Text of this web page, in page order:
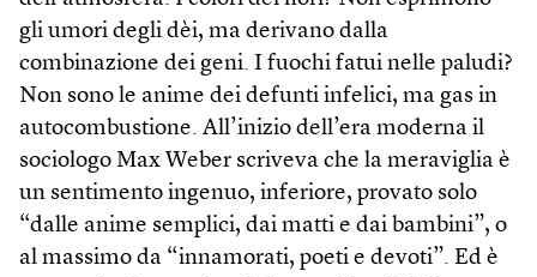
gli umori degli dèi, ma derivano dalla
combinazione dei geni. I fuochi fatui nelle paludi?
Non sono le anime dei defunti infelici, ma gas in
autocombustione. All’inizio dell’era moderna il
sociologo Max Weber scriveva che la meraviglia è
un sentimento ingenuo, inferiore, provato solo
“dalle anime semplici, dai matti e dai bambini”, o
al massimo da “innamorati, poeti e devoti”. Ed è